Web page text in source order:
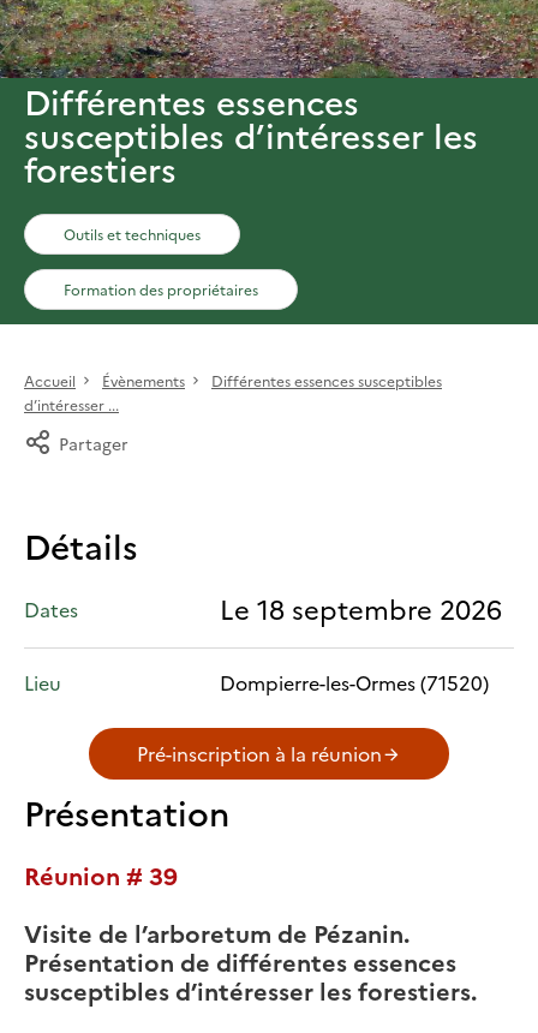
Différentes essences
susceptibles d’intéresser les
forestiers
Outils et techniques
Formation des propriétaires
Accueil Évènements
Différentes essences susceptibles
d’intéresser ...
Partager
Détails
Dates Le 18 septembre 2026
Lieu Dompierre-les-Ormes (71520)
Pré-inscription à la réunion
Présentation
Réunion # 39
Visite de l’arboretum de Pézanin.
Présentation de différentes essences
susceptibles d’intéresser les forestiers.